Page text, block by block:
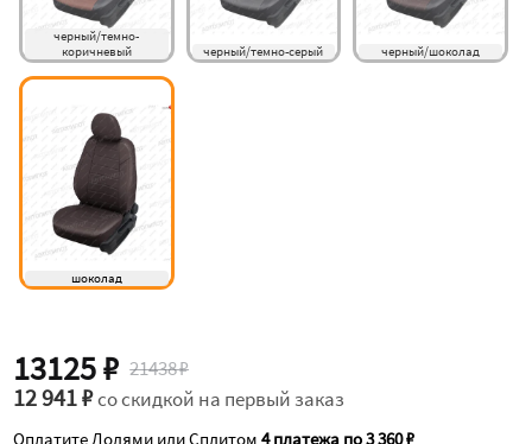
черный/темно-
коричневый
черный/темно-серый черный/шоколад
шоколад
13125 ₽ 21438 ₽
12 941 ₽со скидкой на первый заказ
Оплатите Долями или Сплитом4 платежа по 3 360 ₽